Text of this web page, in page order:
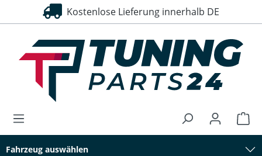
springen Kostenlose Lieferung innerhalb DE
Fahrzeug auswählen